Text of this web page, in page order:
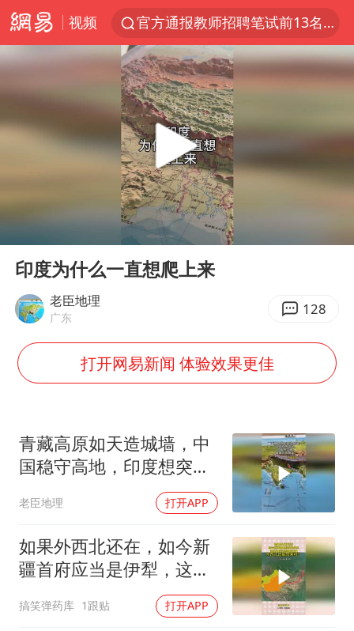
视频
官方通报教师招聘笔试前13名被淘汰
台风白海豚加强
河南撤回“领导带薪错峰休假”通知
“立秋的第一杯奶茶”又爆单了
A股三大股指收涨
宇树科技中一签需缴款7.54万元
“新疆阿勒泰八月能滑雪”不实
向鹏0-3不敌张本智和
DeepSeek投资宇树科技意味什么
公司“上四休三”但要降薪1000元
东方之约 相约未来
Play
00:00
印度为什么一直想爬上来
老臣地理
广东 128
打开网易新闻 体验效果更佳
青藏高原如天造城墙，中
国稳守高地，印度想突
老臣地理 打开APP
如果外西北还在，如今新
疆首府应当是伊犁，这就
搞笑弹药库 1跟贴 打开APP